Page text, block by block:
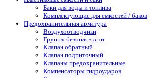
Баки для воды и топлива
Комплектующие для емкостей / баков
Предохранительная арматура
Воздухоотводчики
Группы безопасности
Клапан обратный
Клапан подпиточный
Клапаны предохранительные
Компенсаторы гидроударов